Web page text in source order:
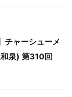
チャーシューメ
泉) 第310回